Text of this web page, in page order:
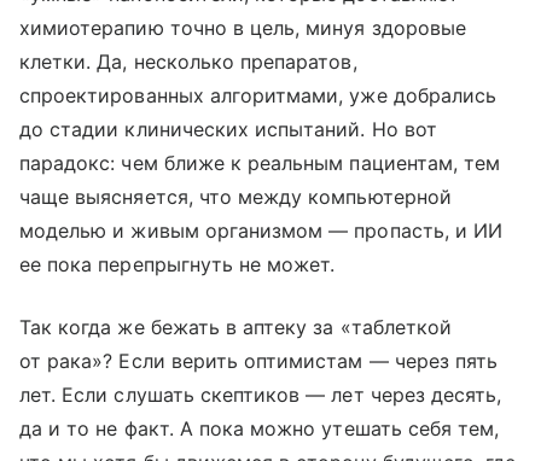
химиотерапию точно в цель, минуя здоровые
клетки. Да, несколько препаратов,
спроектированных алгоритмами, уже добрались
до стадии клинических испытаний. Но вот
парадокс: чем ближе к реальным пациентам, тем
чаще выясняется, что между компьютерной
моделью и живым организмом — пропасть, и ИИ
ее пока перепрыгнуть не может.
Так когда же бежать в аптеку за «таблеткой
от рака»? Если верить оптимистам — через пять
лет. Если слушать скептиков — лет через десять,
да и то не факт. А пока можно утешать себя тем,